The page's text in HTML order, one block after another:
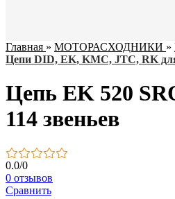
Главная » МОТОРАСХОДНИКИ »
Цепи DID, EK, KMC, JTC, RK
Цепь EK 520
114 звеньев
0.0/0
0 отзывов
Сравнить